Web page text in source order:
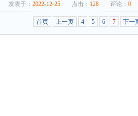
发表于： 2022-12-25 点击： 128 评论： 0
首页 上一页 4 5 6 7 下一